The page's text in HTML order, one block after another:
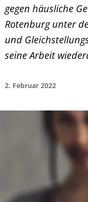
gegen häusliche
Rotenburg unter
und
seine Arbeit
2. Februar 2022